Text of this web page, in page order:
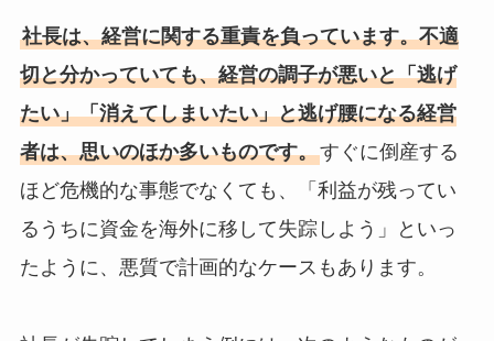
社長は、経営に関する重責を負っています。不適
切と分かっていても、経営の調子が悪いと「逃げ
たい」「消えてしまいたい」と逃げ腰になる経営
者は、思いのほか多いものです。すぐに倒産する
ほど危機的な事態でなくても、「利益が残ってい
るうちに資金を海外に移して失踪しよう」といっ
たように、悪質で計画的なケースもあります。